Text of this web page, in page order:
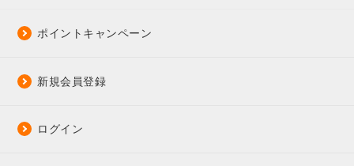
ポイントキャンペーン
新規会員登録
ログイン